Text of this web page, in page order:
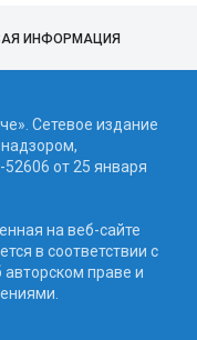
ИНФОРМАЦИЯ
Сетевое издание
от 25 января
на веб-сайте
в соответствии с
праве и